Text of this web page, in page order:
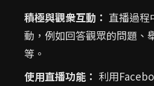
積極與觀衆互動： 直播過程
動，例如回答觀眾的問題、
等。
使用直播功能： 利用